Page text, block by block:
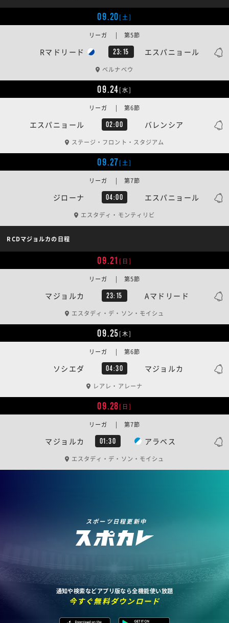
09.20[土]
Rマドリード 23:15 エスパニョール
リーガ | 第5節
ベルナベウ
09.24[水]
エスパニョール 02:00 バレンシア
リーガ | 第6節
ステージ・フロント・スタジアム
09.27[土]
ジローナ 04:00 エスパニョール
リーガ | 第7節
エスタディ・モンティリビ
RCDマジョルカの日程
09.21 [日]
マジョルカ 23:15 Aマドリード
リーガ | 第5節
エスタディ・デ・ソン・モイシュ
09.25[木]
ソシエダ 04:30 マジョルカ
リーガ | 第6節
レアレ・アレーナ
09.28[日]
マジョルカ 01:30 アラベス
リーガ | 第7節
エスタディ・デ・ソン・モイシュ
スポーツ日程更新中
通知や検索などアプリ版なら全機能使い放題
今すぐ無料ダウンロード